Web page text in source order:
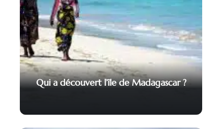
Qui a découvert l’île de Madagascar ?